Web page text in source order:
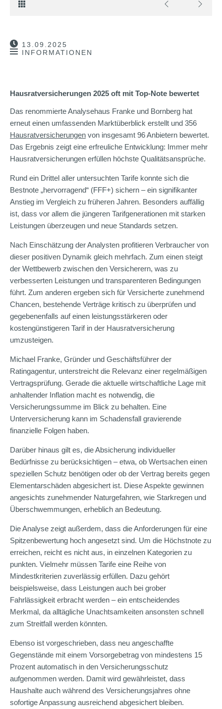
13.09.2025
INFORMATIONEN
Hausratversicherungen 2025 oft mit Top-Note bewertet
Das renommierte Analysehaus Franke und Bornberg hat
erneut einen umfassenden Marktüberblick erstellt und 356
Hausratversicherungen von insgesamt 96 Anbietern bewertet.
Das Ergebnis zeigt eine erfreuliche Entwicklung: Immer mehr
Hausratversicherungen erfüllen höchste Qualitätsansprüche.
Rund ein Drittel aller untersuchten Tarife konnte sich die
Bestnote „hervorragend“ (FFF+) sichern – ein signifikanter
Anstieg im Vergleich zu früheren Jahren. Besonders auffällig
ist, dass vor allem die jüngeren Tarifgenerationen mit starken
Leistungen überzeugen und neue Standards setzen.
Nach Einschätzung der Analysten profitieren Verbraucher von
dieser positiven Dynamik gleich mehrfach. Zum einen steigt
der Wettbewerb zwischen den Versicherern, was zu
verbesserten Leistungen und transparenteren Bedingungen
führt. Zum anderen ergeben sich für Versicherte zunehmend
Chancen, bestehende Verträge kritisch zu überprüfen und
gegebenenfalls auf einen leistungsstärkeren oder
kostengünstigeren Tarif in der Hausratversicherung
umzusteigen.
Michael Franke, Gründer und Geschäftsführer der
Ratingagentur, unterstreicht die Relevanz einer regelmäßigen
Vertragsprüfung. Gerade die aktuelle wirtschaftliche Lage mit
anhaltender Inflation macht es notwendig, die
Versicherungssumme im Blick zu behalten. Eine
Unterversicherung kann im Schadensfall gravierende
finanzielle Folgen haben.
Darüber hinaus gilt es, die Absicherung individueller
Bedürfnisse zu berücksichtigen – etwa, ob Wertsachen einen
speziellen Schutz benötigen oder ob der Vertrag bereits gegen
Elementarschäden abgesichert ist. Diese Aspekte gewinnen
angesichts zunehmender Naturgefahren, wie Starkregen und
Überschwemmungen, erheblich an Bedeutung.
Die Analyse zeigt außerdem, dass die Anforderungen für eine
Spitzenbewertung hoch angesetzt sind. Um die Höchstnote zu
erreichen, reicht es nicht aus, in einzelnen Kategorien zu
punkten. Vielmehr müssen Tarife eine Reihe von
Mindestkriterien zuverlässig erfüllen. Dazu gehört
beispielsweise, dass Leistungen auch bei grober
Fahrlässigkeit erbracht werden – ein entscheidendes
Merkmal, da alltägliche Unachtsamkeiten ansonsten schnell
zum Streitfall werden könnten.
Ebenso ist vorgeschrieben, dass neu angeschaffte
Gegenstände mit einem Vorsorgebetrag von mindestens 15
Prozent automatisch in den Versicherungsschutz
aufgenommen werden. Damit wird gewährleistet, dass
Haushalte auch während des Versicherungsjahres ohne
sofortige Anpassung ausreichend abgesichert bleiben.